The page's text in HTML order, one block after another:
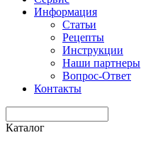
Информация
Статьи
Рецепты
Инструкции
Наши партнеры
Вопрос-Ответ
Контакты
Каталог